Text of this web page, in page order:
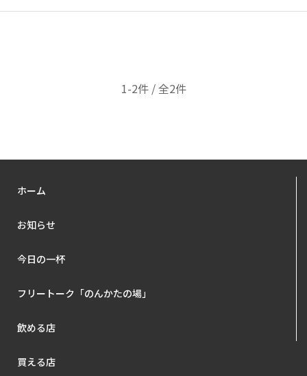
1-2件 / 全2件
ホーム
お知らせ
今日の一杯
フリートーク「のんかたの場」
飲める店
買える店